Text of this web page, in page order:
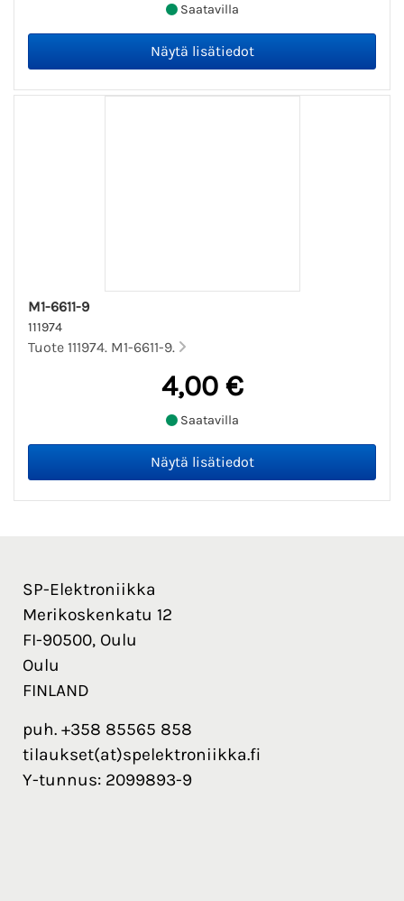
Saatavilla
M1-6611-9
111974
Tuote 111974. M1-6611-9.
4,00 €
Saatavilla
SP-Elektroniikka
Merikoskenkatu 12
FI-90500, Oulu
Oulu
FINLAND
puh. +358 85565 858
tilaukset(at)spelektroniikka.fi
Y-tunnus: 2099893-9